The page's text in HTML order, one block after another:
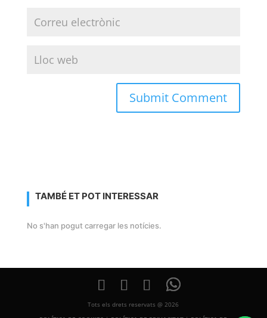
TAMBÉ ET POT INTERESSAR
No s'han pogut carregar les notícies.
Tots els drets reservats @ 2026